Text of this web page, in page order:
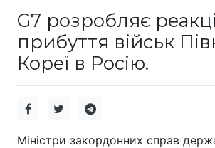
G7 розробляє
прибуття військ
Кореї в Росію.
Міністри закордонних справ